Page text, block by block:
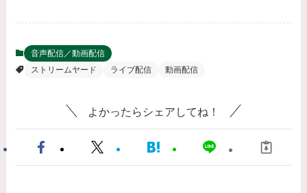
音声配信／動画配信
ストリームヤード
ライブ配信 動画配信
よかったらシェアしてね！